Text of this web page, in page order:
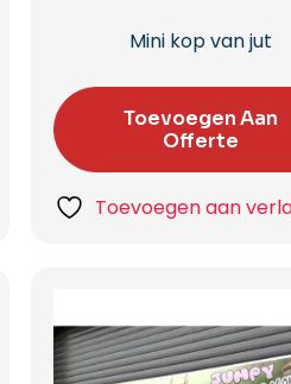
Mini kop van jut
Toevoegen Aan
Offerte
Toevoegen aan